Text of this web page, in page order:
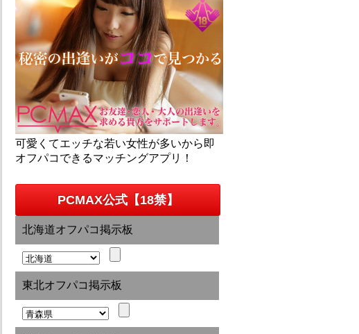
可愛くてエッチな若い女性が多いから即
オフパコできるマッチングアプリ！
PCMAX公式【18禁】
北海道オフパコ掲示板
東北オフパコ掲示板